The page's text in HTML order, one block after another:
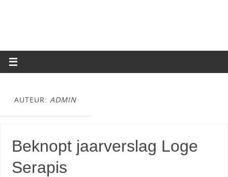
AUTEUR: ADMIN
Beknopt jaarverslag Loge
Serapis